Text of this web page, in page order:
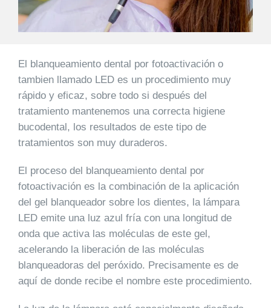
El blanqueamiento dental por fotoactivación o
tambien llamado LED es un procedimiento muy
rápido y eficaz, sobre todo si después del
tratamiento mantenemos una correcta higiene
bucodental, los resultados de este tipo de
tratamientos son muy duraderos.
El proceso del blanqueamiento dental por
fotoactivación es la combinación de la aplicación
del gel blanqueador sobre los dientes, la lámpara
LED emite una luz azul fría con una longitud de
onda que activa las moléculas de este gel,
acelerando la liberación de las moléculas
blanqueadoras del peróxido. Precisamente es de
aquí de donde recibe el nombre este procedimiento.